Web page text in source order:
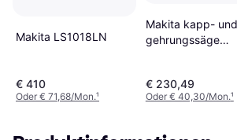
Makita LS1018LN
€ 410
Oder € 71,68/Mon.¹
Makita kapp- und
gehrungssäge
ls0816f
€ 230,49
Oder € 40,30/Mon.¹